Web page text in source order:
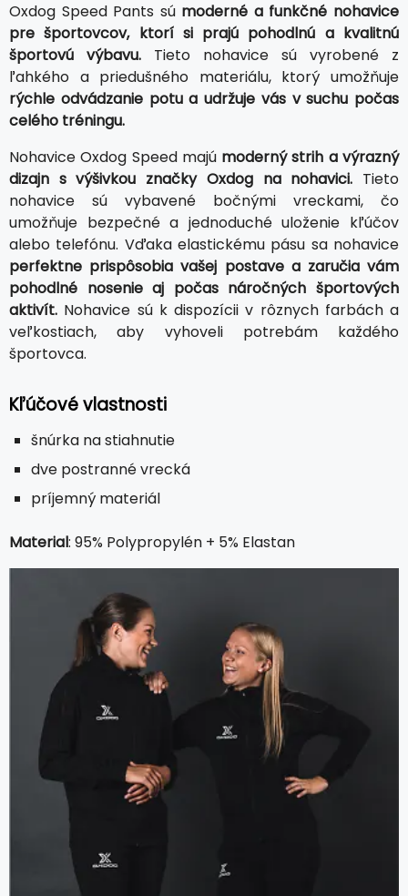
Oxdog Speed Pants sú moderné a funkčné nohavice
pre športovcov, ktorí si prajú pohodlnú a kvalitnú
športovú výbavu. Tieto nohavice sú vyrobené z
ľahkého a priedušného materiálu, ktorý umožňuje
rýchle odvádzanie potu a udržuje vás v suchu počas
celého tréningu.
Nohavice Oxdog Speed majú moderný strih a výrazný
dizajn s výšivkou značky Oxdog na nohavici. Tieto
nohavice sú vybavené bočnými vreckami, čo
umožňuje bezpečné a jednoduché uloženie kľúčov
alebo telefónu. Vďaka elastickému pásu sa nohavice
perfektne prispôsobia vašej postave a zaručia vám
pohodlné nosenie aj počas náročných športových
aktivít. Nohavice sú k dispozícii v rôznych farbách a
veľkostiach, aby vyhoveli potrebám každého
športovca.
Kľúčové vlastnosti
šnúrka na stiahnutie
dve postranné vrecká
príjemný materiál
Material: 95% Polypropylén + 5% Elastan